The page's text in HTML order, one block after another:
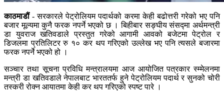
काठमाडौं- सरकारले पेट्रोलियम पदार्थको करमा केही बढोत्तरी गरेको भए पनि
बजार मूल्यमा कुनै फरक नपर्ने भएको छ । बिहीबार सङ्घीय संसद्मा अर्थमन्त्री
डा युवराज खतिवडाले प्रस्तुत गरेको आगामी आवको बजेटमा पेट्रोल र
डिजलमा प्रतिलिटर रु १० कर थप गरिएको उल्लेख भए पनि त्यसले बजारमा
फरक नपर्ने भएको हो ।
सञ्चार तथा सूचना प्रविधि मन्त्रालयमा आज आयोजित पत्रकार स्म्मेलनमा
मन्त्री डा खतिवडाले नेपालबाट भारततर्फ हुने पेट्रोलियम पदार्थ र सुनको चोरी
तस्करी रोक्न आयातमा केही कर थप गरिएको स्पष्ट पारे ।